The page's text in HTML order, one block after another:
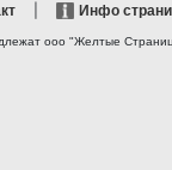
Инфо
ооо "Желтые